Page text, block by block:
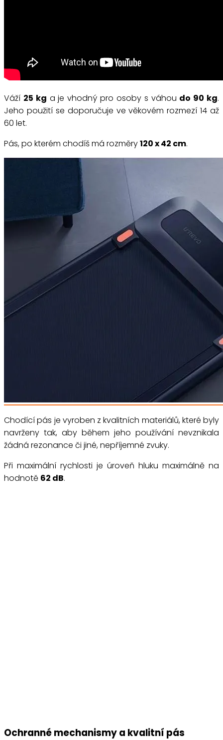
Váží 25 kg a je vhodný pro osoby s váhou do 90 kg.
Jeho použití se doporučuje ve věkovém rozmezí 14 až
60 let.
Pás, po kterém chodíš má rozměry120 x 42 cm.
Chodící pás je vyroben z kvalitních materiálů, které byly
navrženy tak, aby během jeho používání nevznikala
žádná rezonance či jiné, nepříjemné zvuky.
Při maximální rychlosti je úroveň hluku maximálně na
hodnotě 62 dB.
Ochranné mechanismy a kvalitní pás